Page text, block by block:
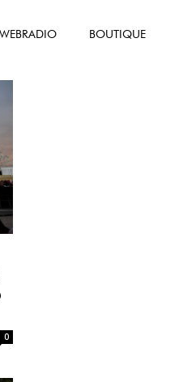
WEBRADIO BOUTIQUE
0